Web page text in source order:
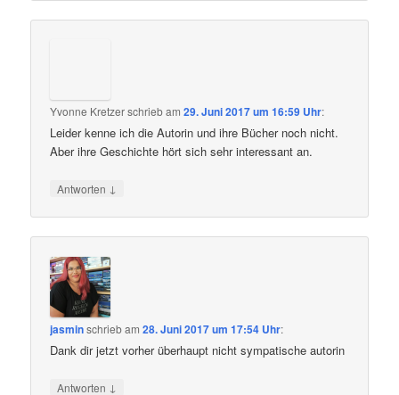
Yvonne Kretzerschriebam29. Juni 2017 um 16:59 Uhr:
Leider kenne ich die Autorin und ihre Bücher noch nicht.
Aber ihre Geschichte hört sich sehr interessant an.
Antworten ↓
jasminschriebam28. Juni 2017 um 17:54 Uhr:
Dank dir jetzt vorher überhaupt nicht sympatische autorin
Antworten ↓